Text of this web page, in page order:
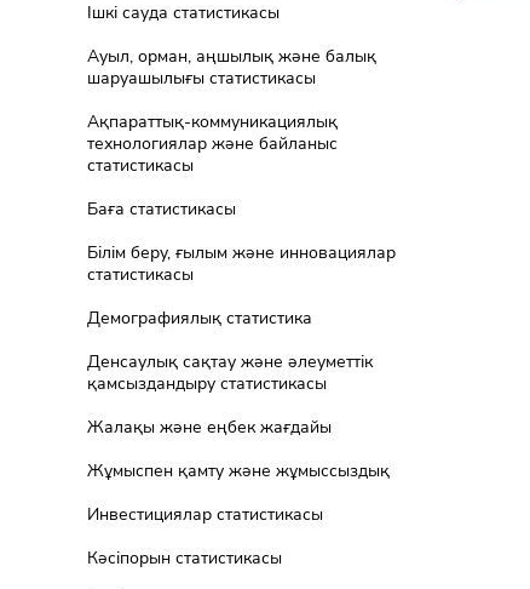
Ішкі сауда статистикасы
Ауыл, орман, аңшылық және балық
шаруашылығы статистикасы
Ақпараттық-коммуникациялық
технологиялар және байланыс
статистикасы
Баға статистикасы
Білім беру, ғылым және инновациялар
статистикасы
Демографиялық статистика
Денсаулық сақтау және әлеуметтік
қамсыздандыру статистикасы
Жалақы және еңбек жағдайы
Жұмыспен қамту және жұмыссыздық
Инвестициялар статистикасы
Кәсіпорын статистикасы